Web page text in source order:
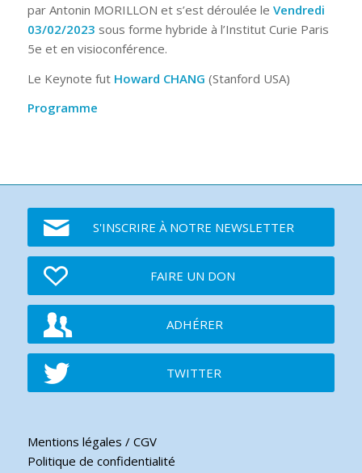
par Antonin MORILLON et s’est déroulée le Vendredi
03/02/2023 sous forme hybride à l’Institut Curie Paris
5e et en visioconférence.
Le Keynote futHoward CHANG (Stanford USA)
Programme
S'INSCRIRE À NOTRE NEWSLETTER
FAIRE UN DON
ADHÉRER
TWITTER
Mentions légales / CGV
Politique de confidentialité